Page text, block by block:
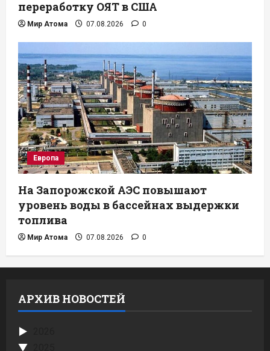
переработку ОЯТ в США
Мир Атома 07.08.2026 0
Европа
На Запорожской АЭС повышают
уровень воды в бассейнах выдержки
топлива
Мир Атома 07.08.2026 0
АРХИВ НОВОСТЕЙ